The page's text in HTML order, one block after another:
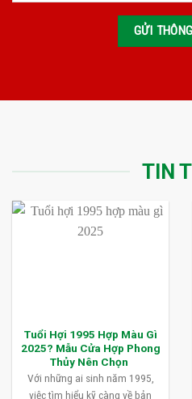
TIN
Tuổi Hợi 1995 Hợp Màu Gì
2025? Mẫu Cửa Hợp Phong
Thủy Nên Chọn
Với những ai sinh năm 1995,
việc tìm hiểu kỹ càng về bản